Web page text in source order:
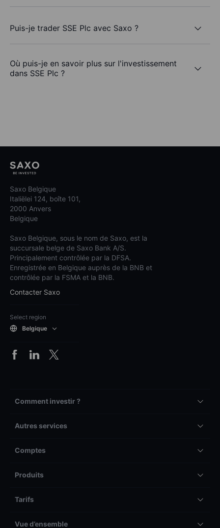
Puis-je trader SSE Plc avec Saxo ?
Où puis-je en savoir plus sur l'investissement
dans SSE Plc ?
Saxo Belgique
Italiëlei 124, boîte 101,
2000 Anvers
Belgique
Saxo Belgique, sous le nom de Saxo, est la
succursale belge de Saxo Bank A/S.
Principalement contrôlée par la DFSA.
Enregistrée en Belgique auprès de la BNB et
contrôlée par la FSMA et la BNB.
Contacter Saxo
Select region
Belgique
Comment investir ?
Autres services
Comptes
Produits
Tarifs
Vue d’ensemble